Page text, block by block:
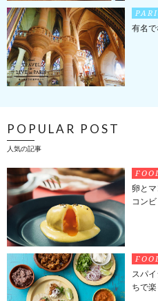
有名
POPULAR POST
人気の記事
卵と
コン
スパ
ちで